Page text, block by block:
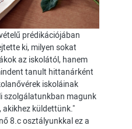
prédikációjában
ki, milyen sokat
az iskolától, hanem
tanult hittanárként
iskoláinak
szolgálatunkban magunk
akikhez küldettünk."
8.c osztályunkkal ez a